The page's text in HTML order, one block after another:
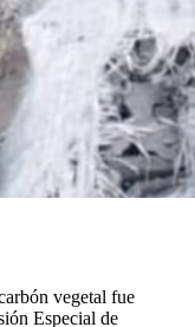
vegetal fue
Especial de